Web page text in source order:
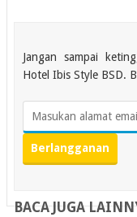
Jangan sampai
Hotel Ibis Style BSD.
BACA JUGA